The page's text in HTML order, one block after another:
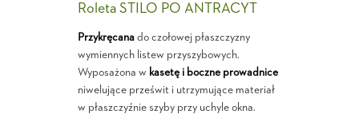
Roleta STILO PO ANTRACYT
Przykręcanado czołowej płaszczyzny
wymiennych listew przyszybowych.
Wyposażona w kasetę i boczne prowadnice
niwelujące prześwit i utrzymujące materiał
w płaszczyźnie szyby przy uchyle okna.